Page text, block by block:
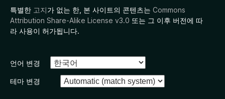
특별한 고지가 없는 한, 본 사이트의 콘텐츠는 Commons
Attribution Share-Alike License v3.0 또는 그 이후 버전에 따
라 사용이 허가됩니다.
언어 변경
테마 변경